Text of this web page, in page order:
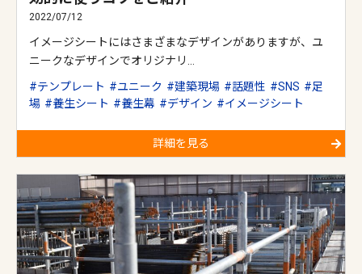
2022/07/12
イメージシートにはさまざまなデザインがありますが、ユ
ニークなデザインでオリジナリ…
テンプレート
ユニーク 建築現場 話題性 SNS
足
場
養生シート 養生幕 デザイン イメージシート
詳細を見る